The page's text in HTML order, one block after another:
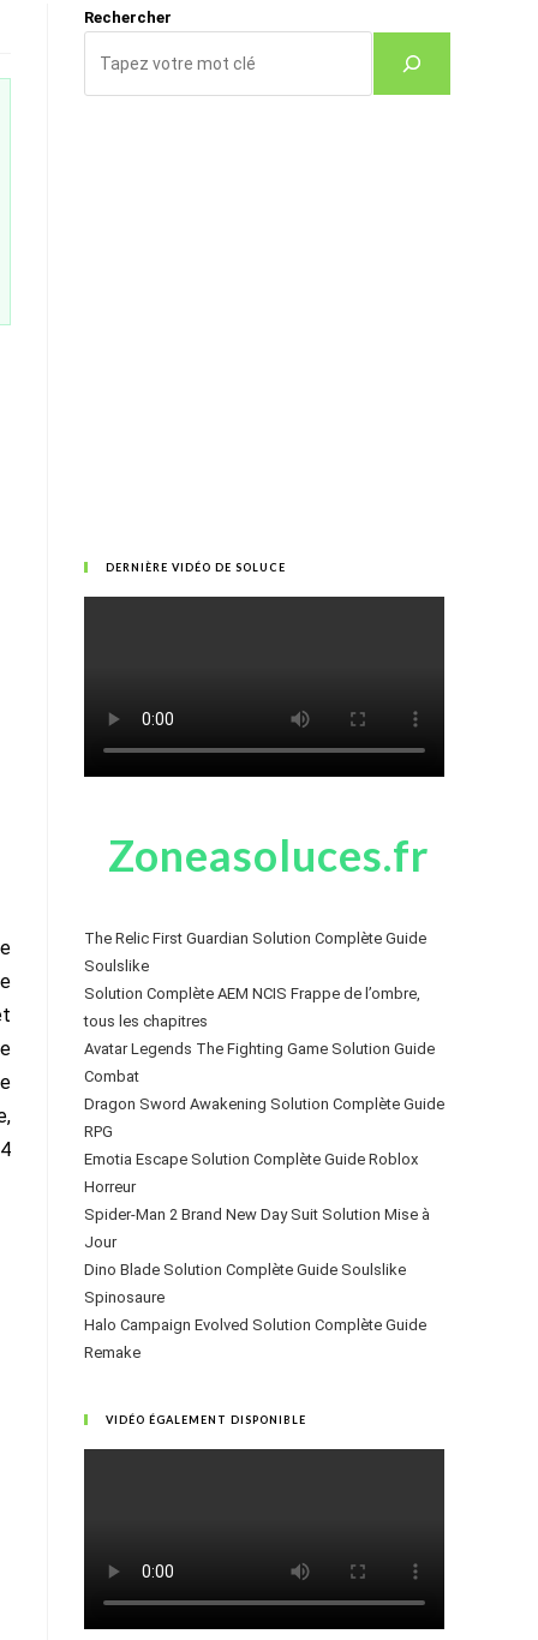
Rechercher
DERNIÈRE VIDÉO DE SOLUCE
Zoneasoluces.fr
The Relic First Guardian Solution Complète Guide
Soulslike
Solution Complète AEM NCIS Frappe de l’ombre,
tous les chapitres
Avatar Legends The Fighting Game Solution Guide
Combat
Dragon Sword Awakening Solution Complète Guide
RPG
Emotia Escape Solution Complète Guide Roblox
Horreur
Spider-Man 2 Brand New Day Suit Solution Mise à
Jour
Dino Blade Solution Complète Guide Soulslike
Spinosaure
Halo Campaign Evolved Solution Complète Guide
Remake
VIDÉO ÉGALEMENT DISPONIBLE